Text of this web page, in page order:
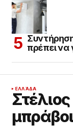
πρέπει να
ΕΛΛΆΔΑ